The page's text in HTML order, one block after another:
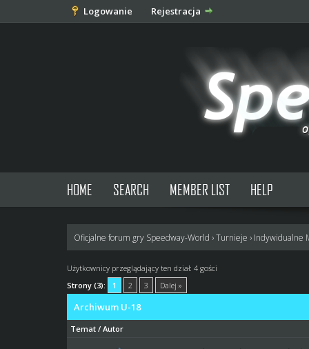
Logowanie Rejestracja
HOME SEARCH MEMBER LIST HELP
Oficjalne forum gry Speedway-World ›Turnieje › Indywidualne
Użytkownicy przeglądający ten dział: 4 gości
Strony (3):
1 2 3
Dalej »
Archiwum U-18
Temat /Autor